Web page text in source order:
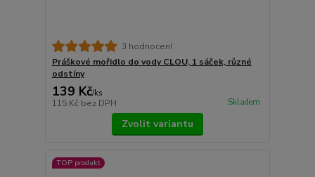
3 hodnocení
Práškové mořidlo do vody CLOU, 1 sáček, různé
odstíny
139 Kč/ks
115 Kč bez DPH Skladem
Zvolit variantu
TOP produkt